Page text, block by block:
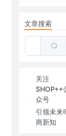
文章搜索
关注
SHOP++
众号
引领未来
商新知